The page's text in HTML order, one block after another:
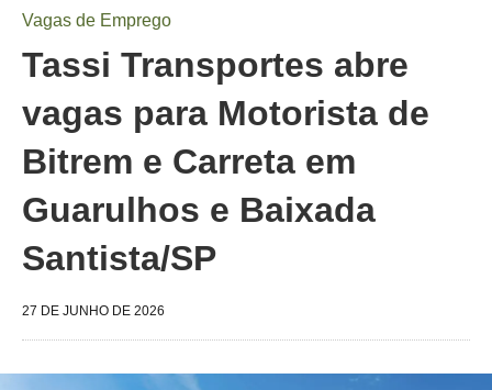
Vagas de Emprego
Tassi Transportes abre
vagas para Motorista de
Bitrem e Carreta em
Guarulhos e Baixada
Santista/SP
27 DE JUNHO DE 2026